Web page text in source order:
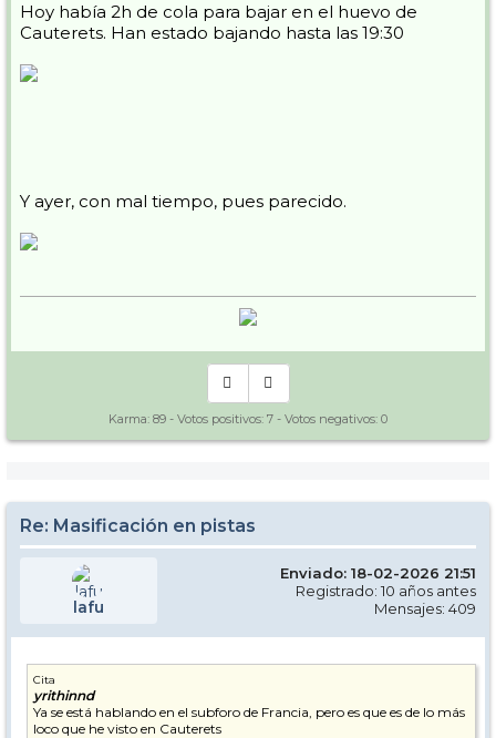
Hoy había 2h de cola para bajar en el huevo de
Cauterets. Han estado bajando hasta las 19:30
Y ayer, con mal tiempo, pues parecido.
Karma: 89 - Votos positivos: 7 - Votos negativos: 0
Re: Masificación en pistas
lafu
Enviado: 18-02-2026 21:51
Registrado: 10 años antes
Mensajes: 409
Cita
yrithinnd
Ya se está hablando en el subforo de Francia, pero es que es de lo más
loco que he visto en Cauterets